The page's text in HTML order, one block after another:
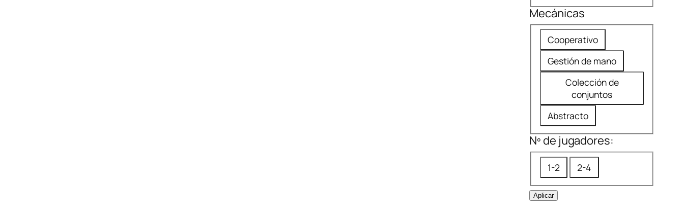
m
e
a
a
i
c
a
Mecánicas
M
e
c
c
a
s
Cooperativo
Gestión de mano
Colección de
conjuntos
Abstracto
Nº de jugadores:
º
d
1-2 2-4
Aplicar